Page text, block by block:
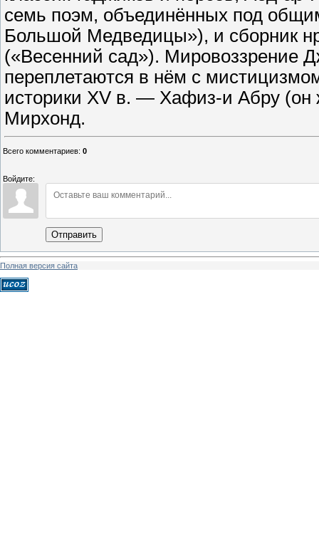
семь поэм, объединённых под
Большой Медведицы»), и сборник
(«Весенний сад»). Мировоззрение
переплетаются в нём с
историки XV в. — Хафиз-и Абру (он
Мирхонд.
Всего комментариев: 0
Войдите:
Отправить
Полная версия сайта